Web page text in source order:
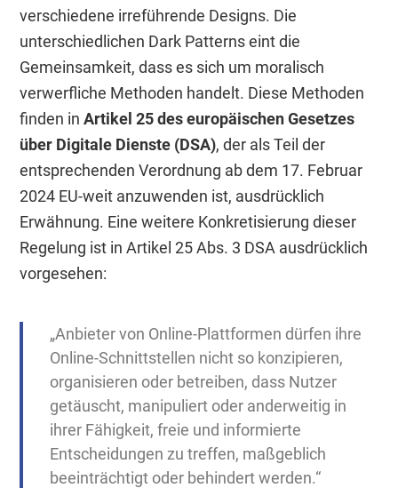
verschiedene irreführende Designs. Die
unterschiedlichen Dark Patterns eint die
Gemeinsamkeit, dass es sich um moralisch
verwerfliche Methoden handelt. Diese Methoden
finden inArtikel 25 des europäischen Gesetzes
über Digitale Dienste (DSA), der als Teil der
entsprechenden Verordnung ab dem 17. Februar
2024 EU-weit anzuwenden ist, ausdrücklich
Erwähnung. Eine weitere Konkretisierung dieser
Regelung ist in Artikel 25 Abs. 3 DSA ausdrücklich
vorgesehen:
„Anbieter von Online-Plattformen dürfen ihre
Online-Schnittstellen nicht so konzipieren,
organisieren oder betreiben, dass Nutzer
getäuscht, manipuliert oder anderweitig in
ihrer Fähigkeit, freie und informierte
Entscheidungen zu treffen, maßgeblich
beeinträchtigt oder behindert werden.“